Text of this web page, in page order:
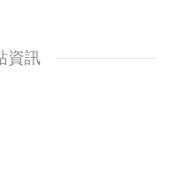
資訊